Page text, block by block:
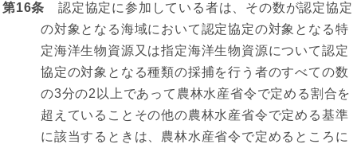
第16条 認定協定に参加している者は、その数が認定協定
の対象となる海域において認定協定の対象となる特
定海洋生物資源又は指定海洋生物資源について認定
協定の対象となる種類の採捕を行う者のすべての数
の3分の2以上であって農林水産省令で定める割合を
超えていることその他の農林水産省令で定める基準
に該当するときは、農林水産省令で定めるところに